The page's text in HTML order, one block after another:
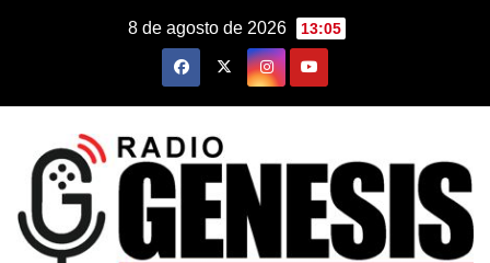
8 de agosto de 2026 13:05